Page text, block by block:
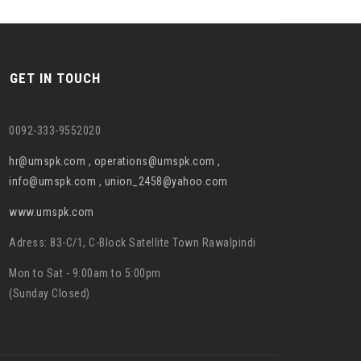
GET IN TOUCH
0092-333-9552020
hr@umspk.com , operations@umspk.com ,
info@umspk.com , union_2458@yahoo.com
www.umspk.com
Adress: 83-C/1, C-Block Satellite Town Rawalpindi
Mon to Sat - 9:00am to 5:00pm
(Sunday Closed)